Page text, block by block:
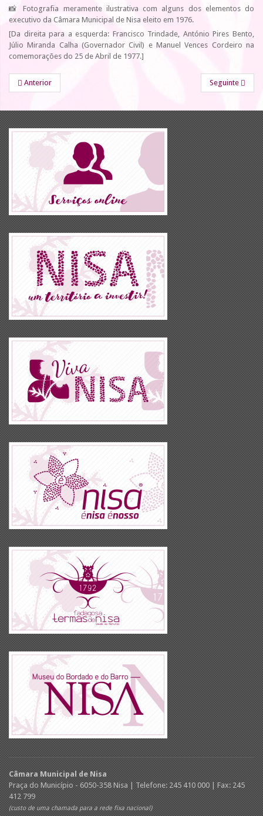
📸 Fotografia meramente ilustrativa com alguns dos elementos do
executivo da Câmara Municipal de Nisa eleito em 1976.
[Da direita para a esquerda: Francisco Trindade, António Pires Bento,
Júlio Miranda Calha (Governador Civil) e Manuel Vences Cordeiro na
comemorações do 25 de Abril de 1977.]
Anterior Seguinte
Câmara Municipal de Nisa
Praça do Município - 6050-358 Nisa | Telefone: 245 410 000 | Fax: 245
412 799
(custo de uma chamada para a rede fixa nacional)